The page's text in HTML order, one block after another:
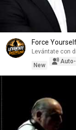
Force
Levántate con
New